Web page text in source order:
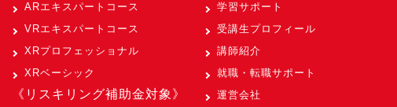
ARエキスパートコース
VRエキスパートコース
XRプロフェッショナル
XRベーシック
《リスキリング補助金対象》
学習サポート
受講生プロフィール
講師紹介
就職・転職サポート
運営会社